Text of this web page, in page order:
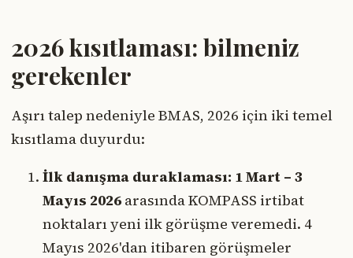
2026 kısıtlaması: bilmeniz
gerekenler
Aşırı talep nedeniyle BMAS, 2026 için iki temel
kısıtlama duyurdu:
İlk danışma duraklaması: 1 Mart – 3
Mayıs 2026 arasında KOMPASS irtibat
noktaları yeni ilk görüşme veremedi. 4
Mayıs 2026'dan itibaren görüşmeler